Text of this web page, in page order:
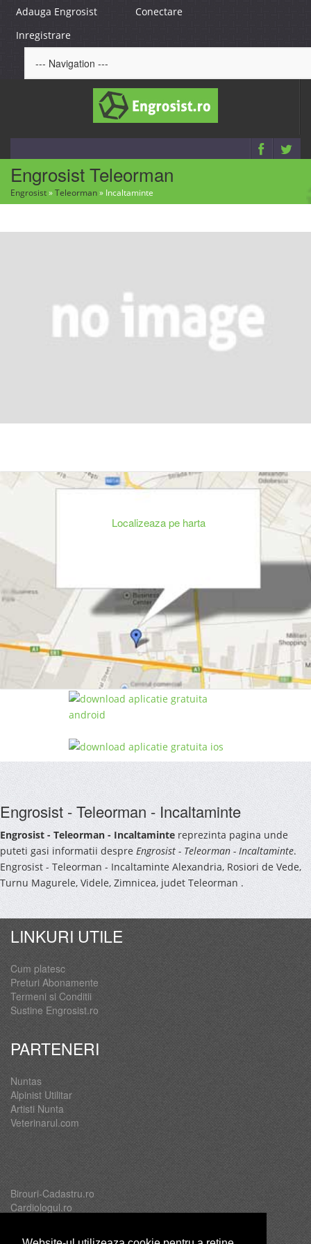
Adauga Engrosist
Conectare
Inregistrare
Engrosist Teleorman
Engrosist»Teleorman» Incaltaminte
Localizeaza pe harta
Engrosist - Teleorman - Incaltaminte
Engrosist - Teleorman - Incaltaminte reprezinta pagina unde
puteti gasi informatii despreEngrosist - Teleorman - Incaltaminte.
Engrosist - Teleorman - Incaltaminte Alexandria, Rosiori de Vede,
Turnu Magurele, Videle, Zimnicea, judet Teleorman .
LINKURI UTILE
Cum platesc
Preturi Abonamente
Termeni si Conditii
Sustine Engrosist.ro
PARTENERI
Nuntas
Alpinist Utilitar
Artisti Nunta
Veterinarul.com
Birouri-Cadastru.ro
Cardiologul.ro